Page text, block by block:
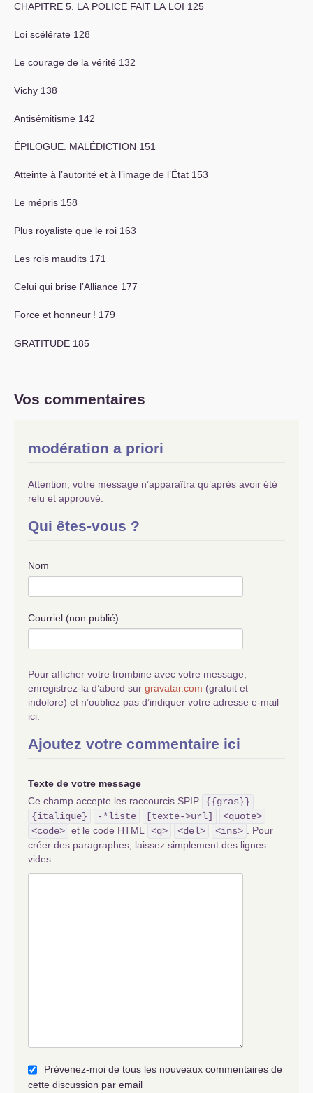
CHAPITRE 5. LA POLICE FAIT LA LOI 125
Loi scélérate 128
Le courage de la vérité 132
Vichy 138
Antisémitisme 142
ÉPILOGUE MAL ÉDICTION 151
Atteinte à l’autorité et à l’image de l’État 153
Le mépris 158
Plus royaliste que le roi 163
Les rois maudits 171
Celui qui brise l’Alliance 177
Force et honneur ! 179
GRATITUDE 185
Vos commentaires
modération a priori
Attention, votre message n’apparaîtra qu’après avoir été
relu et approuvé.
Qui êtes-vous ?
Nom
Courriel (non publié)
Pour afficher votre trombine avec votre message,
enregistrez-la d’abord sur gravatar.com (gratuit et
indolore) et n’oubliez pas d’indiquer votre adresse e-mail
ici.
Ajoutez votre commentaire ici
Texte de votre message
Ce champ accepte les raccourcis SPIP
{{gras}}
{italique}
-*liste [texte->url]
<quote>
<code> et le code HTML <q> <del> <ins>
. Pour
créer des paragraphes, laissez simplement des lignes
vides.
Prévenez-moi de tous les nouveaux commentaires de
cette discussion par email